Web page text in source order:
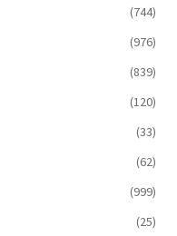
(744)
(976)
(839)
(120)
(33)
(62)
(999)
(25)